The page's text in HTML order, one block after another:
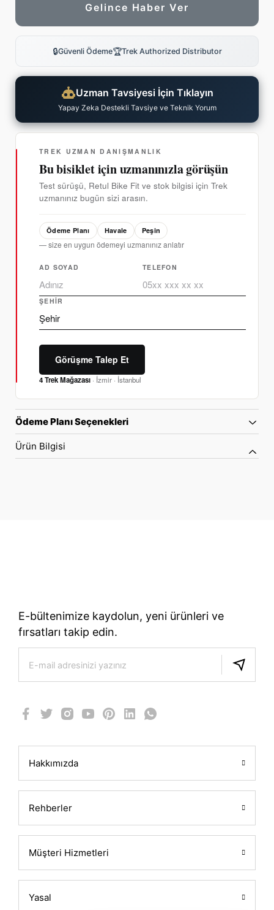
Gelince Haber Ver
🔒Güvenli Ödeme🏆Trek Authorized Distributor
Uzman Tavsiyesi İçin Tıklayın
Yapay Zeka Destekli Tavsiye ve Teknik Yorum
TREK UZMAN DANIŞMANLIK
Bu bisiklet için uzmanınızla görüşün
Test sürüşü, Retul Bike Fit ve stok bilgisi için Trek
uzmanınız bugün sizi arasın.
Ödeme Planı Havale Peşin
— size en uygun ödemeyi uzmanınız anlatır
AD SOYAD TELEFON
ŞEHIR
Görüşme Talep Et
4 Trek Mağazası · İzmir · İstanbul
Ödeme Planı Seçenekleri
Ürün Bilgisi
E-bültenimize kaydolun, yeni ürünleri ve
fırsatları takip edin.
Hakkımızda
Rehberler
Müşteri Hizmetleri
Yasal